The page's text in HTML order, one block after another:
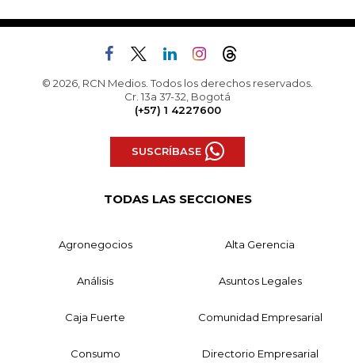
© 2026, RCN Medios. Todos los derechos reservados.
Cr. 13a 37-32, Bogotá
(+57) 1 4227600
SUSCRÍBASE
TODAS LAS SECCIONES
Agronegocios Alta Gerencia
Análisis Asuntos Legales
Caja Fuerte Comunidad Empresarial
Consumo Directorio Empresarial